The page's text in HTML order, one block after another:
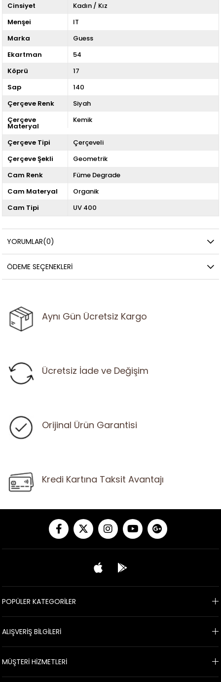
Cinsiyet
Kadın / Kız
Menşei
IT
Marka
Guess
Ekartman
54
Köprü
17
Sap
140
Çerçeve Renk
Siyah
Çerçeve
Materyal
Kemik
Çerçeve Tipi
Çerçeveli
Çerçeve Şekli
Geometrik
Cam Renk
Füme Degrade
Cam Materyal
Organik
Cam Tipi
UV 400
YORUMLAR(0)
ÖDEME SEÇENEKLERI
Aynı Gün Ücretsiz Kargo
Ücretsiz İade ve Değişim
Orijinal Ürün Garantisi
Kredi Kartına Taksit Avantajı
POPÜLER KATEGORİLER
ALIŞVERİŞ BİLGİLERİ
MÜŞTERİ HİZMETLERİ